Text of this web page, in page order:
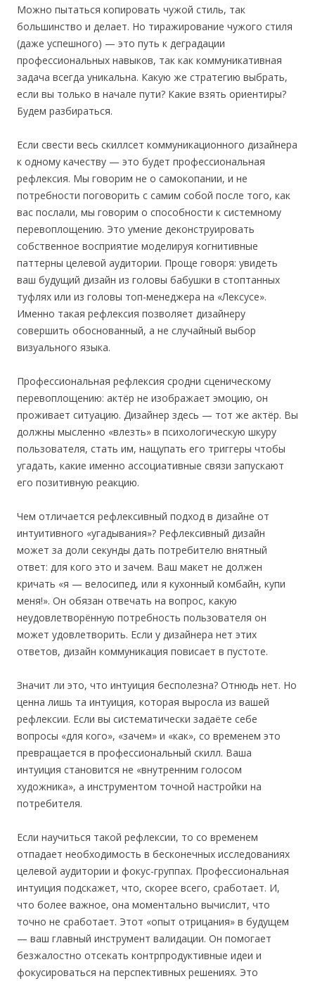
Можно пытаться копировать чужой стиль, так
большинство и делает. Но тиражирование чужого стиля
(даже успешного) — это путь к деградации
профессиональных навыков, так как коммуникативная
задача всегда уникальна. Какую же стратегию выбрать,
если вы только в начале пути? Какие взять ориентиры?
Будем разбираться.
Если свести весь скиллсет коммуникационного дизайнера
к одному качеству — это будет профессиональная
рефлексия. Мы говорим не о самокопании, и не
потребности поговорить с самим собой после того, как
вас послали, мы говорим о способности к системному
перевоплощению. Это умение деконструировать
собственное восприятие моделируя когнитивные
паттерны целевой аудитории. Проще говоря: увидеть
ваш будущий дизайн из головы бабушки в стоптанных
туфлях или из головы топ-менеджера на «Лексусе».
Именно такая рефлексия позволяет дизайнеру
совершить обоснованный, а не случайный выбор
визуального языка.
Профессиональная рефлексия сродни сценическому
перевоплощению: актёр не изображает эмоцию, он
проживает ситуацию. Дизайнер здесь — тот же актёр. Вы
должны мысленно «влезть» в психологическую шкуру
пользователя, стать им, нащупать его триггеры чтобы
угадать, какие именно ассоциативные связи запускают
его позитивную реакцию.
Чем отличается рефлексивный подход в дизайне от
интуитивного «угадывания»? Рефлексивный дизайн
может за доли секунды дать потребителю внятный
ответ: для кого это и зачем. Ваш макет не должен
кричать «я — велосипед, или я кухонный комбайн, купи
меня!». Он обязан отвечать на вопрос, какую
неудовлетворённую потребность пользователя он
может удовлетворить. Если у дизайнера нет этих
ответов, дизайн коммуникация повисает в пустоте.
Значит ли это, что интуиция бесполезна? Отнюдь нет. Но
ценна лишь та интуиция, которая выросла из вашей
рефлексии. Если вы систематически задаёте себе
вопросы «для кого», «зачем» и «как», со временем это
превращается в профессиональный скилл. Ваша
интуиция становится не «внутренним голосом
художника», а инструментом точной настройки на
потребителя.
Если научиться такой рефлексии, то со временем
отпадает необходимость в бесконечных исследованиях
целевой аудитории и фокус-группах. Профессиональная
интуиция подскажет, что, скорее всего, сработает. И,
что более важное, она моментально вычислит, что
точно не сработает. Этот «опыт отрицания» в будущем
— ваш главный инструмент валидации. Он помогает
безжалостно отсекать контрпродуктивные идеи и
фокусироваться на перспективных решениях. Это